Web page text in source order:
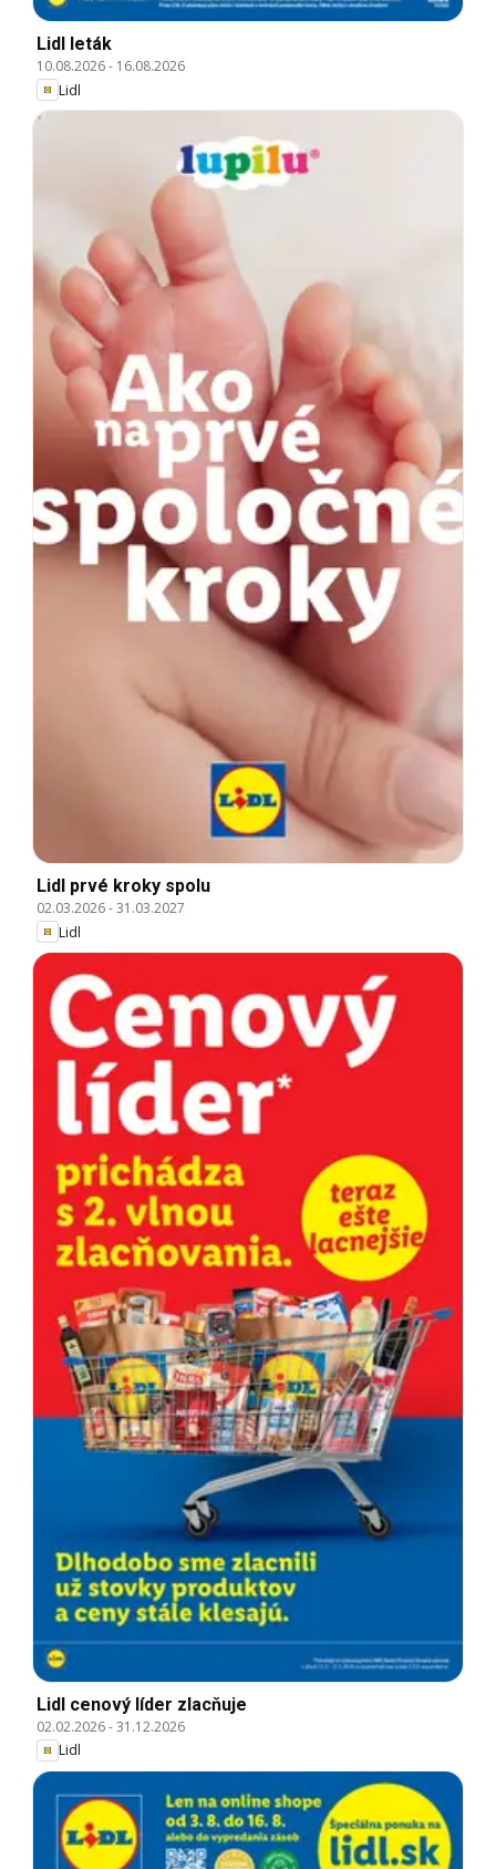
Lidl leták
10.08.2026- 16.08.2026
Lidl
Lidl prvé kroky spolu
02.03.2026-31.03.2027
Lidl
Lidl cenový líder zlacňuje
02.02.2026-31.12.2026
Lidl